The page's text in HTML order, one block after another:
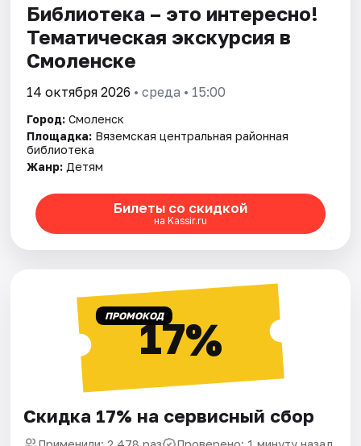
Библиотека – это интересно!
Тематическая экскурсия в
Смоленске
14 октября 2026 • среда • 15:00
Город: Смоленск
Площадка: Вяземская центральная районная
библиотека
Жанр: Детям
Билеты со скидкой
на Kassir.ru
ПРОМОКОД17%
Скидка 17% на сервисный сбор